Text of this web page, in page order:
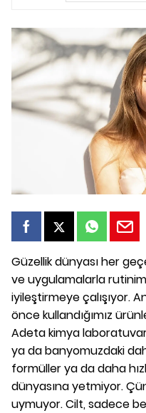
Güzellik dünyası her
ve uygulamalarla
iyileştirmeye çalışıyor.
önce kullandığımız
Adeta kimya
ya da banyomuzdaki
formüller ya da daha
dünyasına yetmiyor.
uymuyor. Cilt, sadece